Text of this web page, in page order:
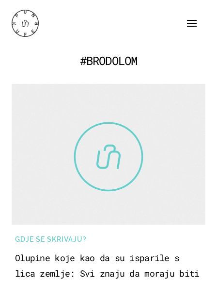
#BRODOLOM
GDJE SE SKRIVAJU?
Olupine koje kao da su isparile s
lica zemlje: Svi znaju da moraju biti